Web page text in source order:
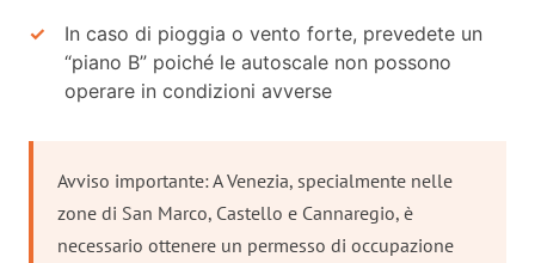
In caso di pioggia o vento forte, prevedete un
“piano B” poiché le autoscale non possono
operare in condizioni avverse
Avviso importante: A Venezia, specialmente nelle
zone di San Marco, Castello e Cannaregio, è
necessario ottenere un permesso di occupazione